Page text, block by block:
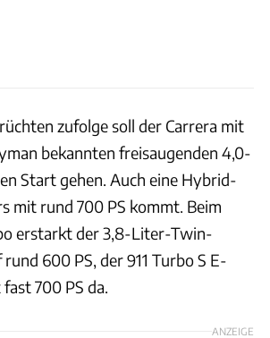
zufolge soll der Carrera mit
bekannten freisaugenden 4,0-
Start gehen. Auch eine Hybrid-
mit rund 700 PS kommt. Beim
erstarkt der 3,8-Liter-Twin-
600 PS, der 911 Turbo S E-
700 PS da.
ANZEIGE